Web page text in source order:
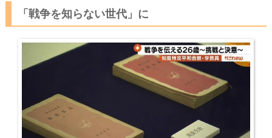
「戦争を知らない世代」に